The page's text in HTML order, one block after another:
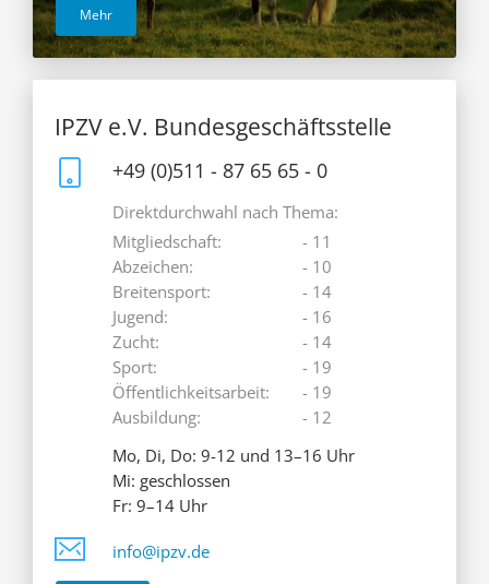
Mehr
IPZV e.V. Bundesgeschäftsstelle
+49 (0)511 - 87 65 65 - 0
Direktdurchwahl nach Thema:
Mitgliedschaft:
Abzeichen:
Breitensport:
Jugend:
Zucht:
Sport:
Öffentlichkeitsarbeit:
Ausbildung:
- 11
- 10
- 14
- 16
- 14
- 19
- 19
- 12
Mo, Di, Do: 9-12 und 13–16 Uhr
Mi: geschlossen
Fr: 9–14 Uhr
info@ipzv.de